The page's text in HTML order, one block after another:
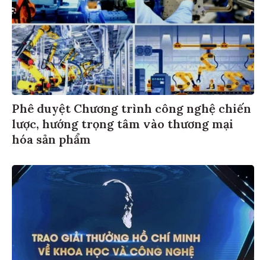
Phê duyệt Chương trình công nghệ chiến
lược, hướng trọng tâm vào thương mại
hóa sản phẩm